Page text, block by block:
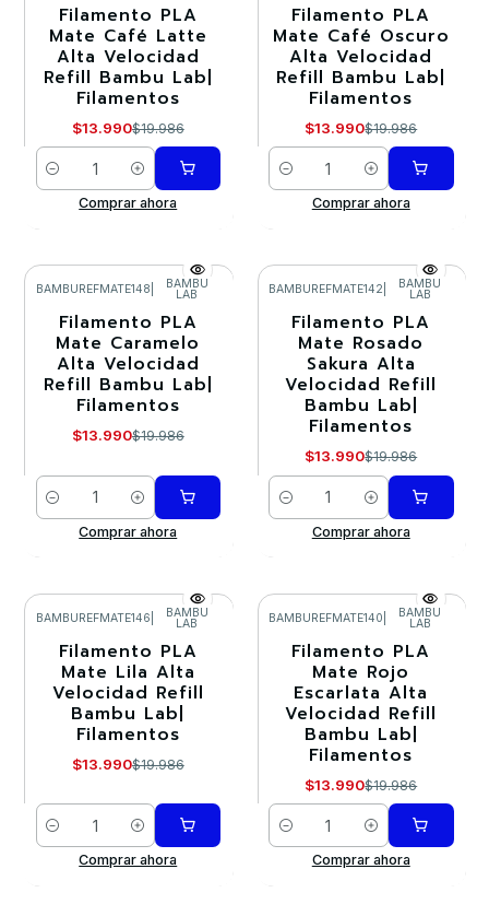
Filamento PLA
Mate Café Latte
Alta Velocidad
Refill Bambu Lab|
Filamentos
$13.990$19.986
Cantidad
Comprar ahora
Filamento PLA
Mate Café Oscuro
Alta Velocidad
Refill Bambu Lab|
Filamentos
$13.990$19.986
Cantidad
Comprar ahora
-30%
BAMBUREFMATE148 BAMBU
LAB
Filamento PLA
Mate Caramelo
Alta Velocidad
Refill Bambu Lab|
Filamentos
$13.990$19.986
Cantidad
Comprar ahora
-30%
BAMBUREFMATE142 BAMBU
LAB
Filamento PLA
Mate Rosado
Sakura Alta
Velocidad Refill
Bambu Lab|
Filamentos
$13.990$19.986
Cantidad
Comprar ahora
BAMBUREFMATE146 BAMBU
LAB
Filamento PLA
Mate Lila Alta
Velocidad Refill
Bambu Lab|
Filamentos
$13.990$19.986
Cantidad
Comprar ahora
BAMBUREFMATE140 BAMBU
LAB
Filamento PLA
Mate Rojo
Escarlata Alta
Velocidad Refill
Bambu Lab|
Filamentos
$13.990$19.986
Cantidad
Comprar ahora